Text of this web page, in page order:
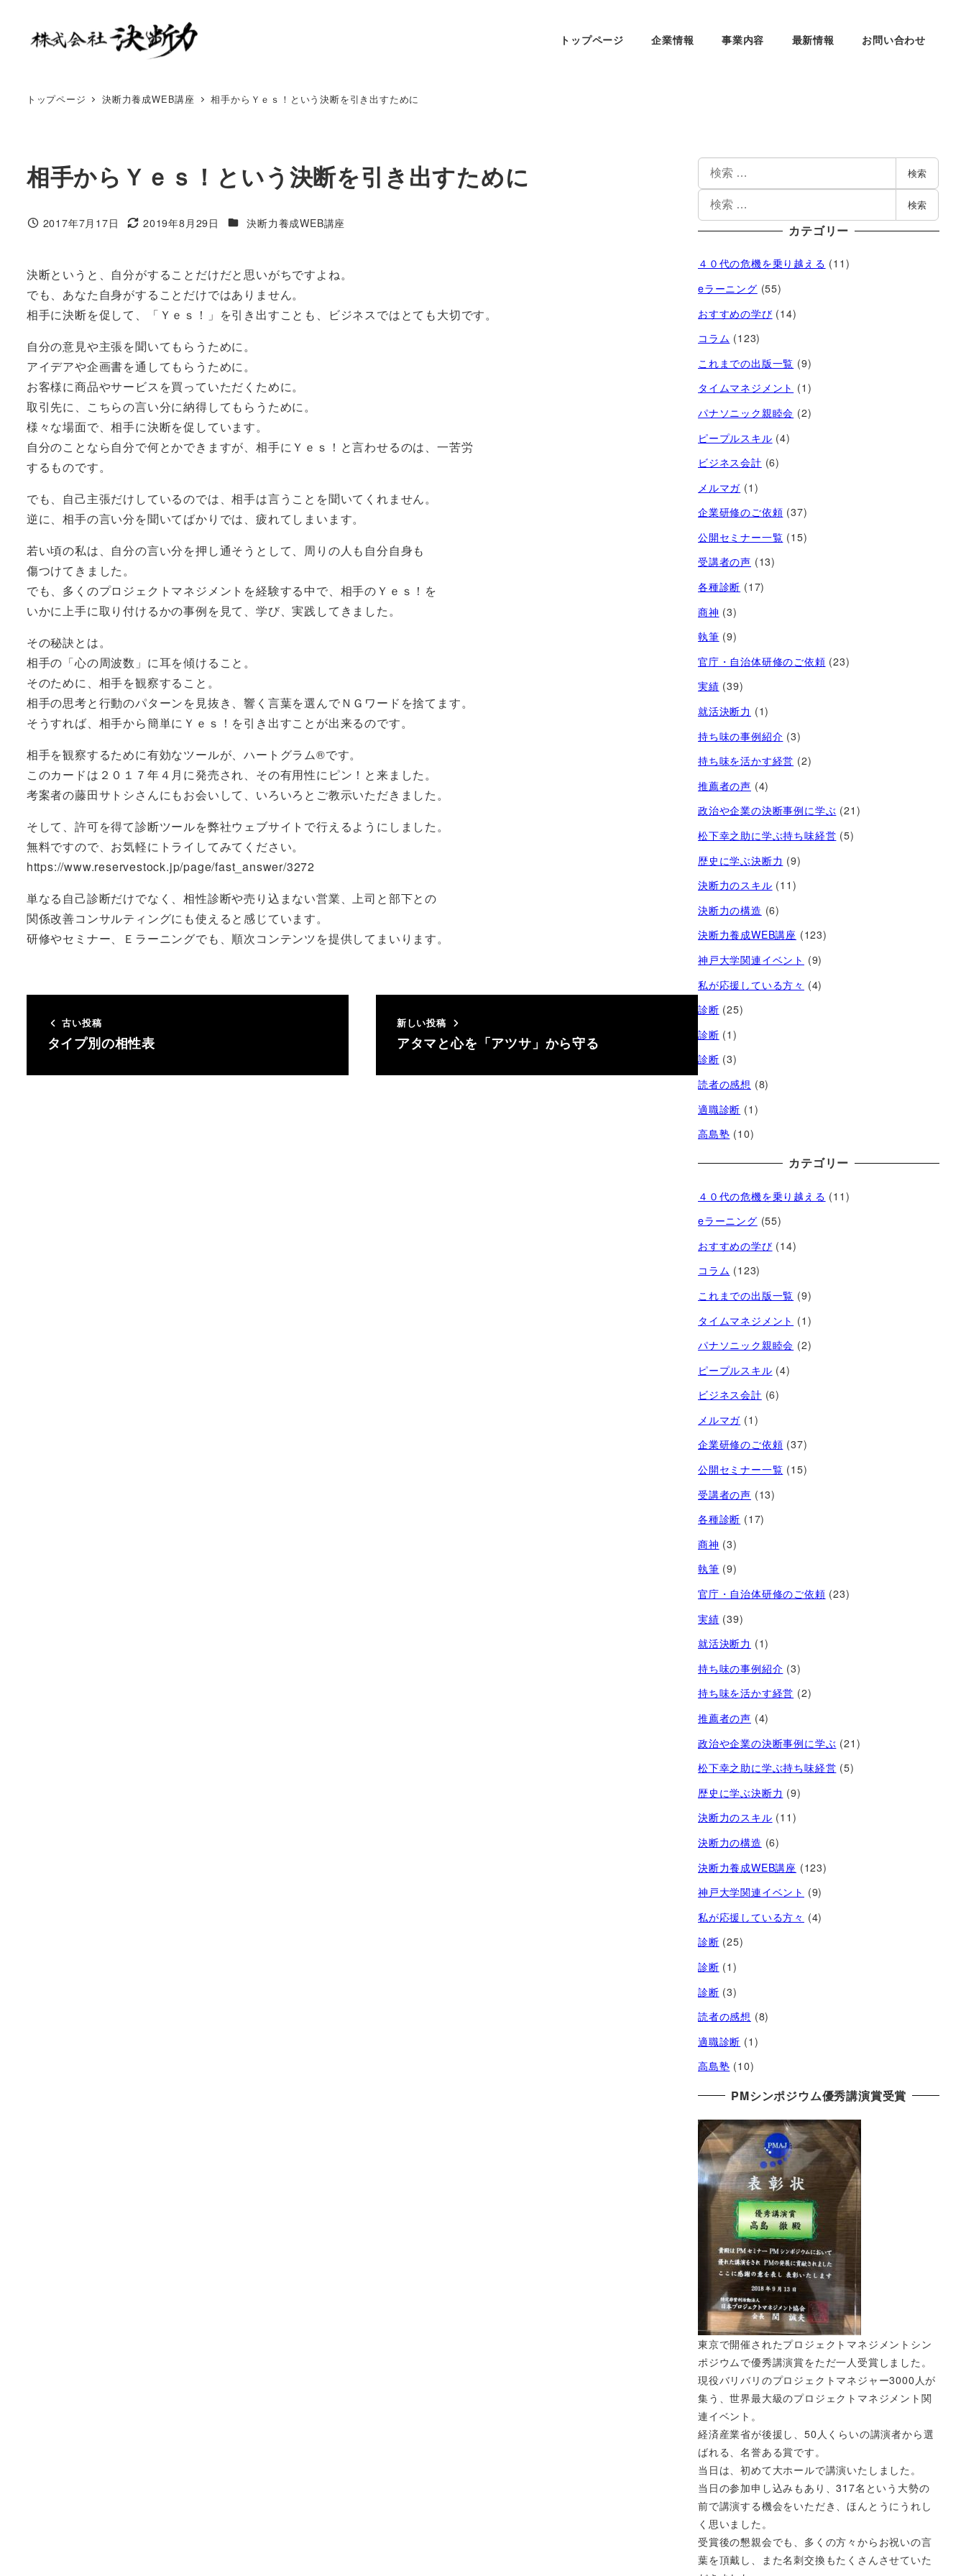
トップページ 企業情報 事業内容 最新情報 お問い合わせ
トップページ 決断力養成WEB講座 相手からＹｅｓ！という決断を引き出すために
相手からＹｅｓ！という決断を引き出すために
2017年7月17日 2019年8月29日 決断力養成WEB講座
決断というと、自分がすることだけだと思いがちですよね。
でも、あなた自身がすることだけではありません。
相手に決断を促して、「Ｙｅｓ！」を引き出すことも、ビジネスではとても大切です。
自分の意見や主張を聞いてもらうために。
アイデアや企画書を通してもらうために。
お客様に商品やサービスを買っていただくために。
取引先に、こちらの言い分に納得してもらうために。
様々な場面で、相手に決断を促しています。
自分のことなら自分で何とかできますが、相手にＹｅｓ！と言わせるのは、一苦労
するものです。
でも、自己主張だけしているのでは、相手は言うことを聞いてくれません。
逆に、相手の言い分を聞いてばかりでは、疲れてしまいます。
若い頃の私は、自分の言い分を押し通そうとして、周りの人も自分自身も
傷つけてきました。
でも、多くのプロジェクトマネジメントを経験する中で、相手のＹｅｓ！を
いかに上手に取り付けるかの事例を見て、学び、実践してきました。
その秘訣とは。
相手の「心の周波数」に耳を傾けること。
そのために、相手を観察すること。
相手の思考と行動のパターンを見抜き、響く言葉を選んでＮＧワードを捨てます。
そうすれば、相手から簡単にＹｅｓ！を引き出すことが出来るのです。
相手を観察するために有効なツールが、ハートグラム®です。
このカードは２０１７年４月に発売され、その有用性にピン！と来ました。
考案者の藤田サトシさんにもお会いして、いろいろとご教示いただきました。
そして、許可を得て診断ツールを弊社ウェブサイトで行えるようにしました。
無料ですので、お気軽にトライしてみてください。
https://www.reservestock.jp/page/fast_answer/3272
単なる自己診断だけでなく、相性診断や売り込まない営業、上司と部下との
関係改善コンサルティングにも使えると感じています。
研修やセミナー、Ｅラーニングでも、順次コンテンツを提供してまいります。
古い投稿
タイプ別の相性表
新しい投稿
アタマと心を「アツサ」から守る
検索
検索
カテゴリー
４０代の危機を乗り越える (11)
eラーニング (55)
おすすめの学び (14)
コラム (123)
これまでの出版一覧 (9)
タイムマネジメント (1)
パナソニック親睦会 (2)
ピープルスキル (4)
ビジネス会計 (6)
メルマガ (1)
企業研修のご依頼 (37)
公開セミナー一覧 (15)
受講者の声 (13)
各種診断 (17)
商神 (3)
執筆 (9)
官庁・自治体研修のご依頼 (23)
実績 (39)
就活決断力 (1)
持ち味の事例紹介 (3)
持ち味を活かす経営​ (2)
推薦者の声 (4)
政治や企業の決断事例に学ぶ (21)
松下幸之助に学ぶ持ち味経営 (5)
歴史に学ぶ決断力 (9)
決断力のスキル (11)
決断力の構造 (6)
決断力養成WEB講座 (123)
神戸大学関連イベント (9)
私が応援している方々 (4)
診断 (25)
診断 (1)
診断 (3)
読者の感想 (8)
適職診断 (1)
高島塾 (10)
カテゴリー
４０代の危機を乗り越える (11)
eラーニング (55)
おすすめの学び (14)
コラム (123)
これまでの出版一覧 (9)
タイムマネジメント (1)
パナソニック親睦会 (2)
ピープルスキル (4)
ビジネス会計 (6)
メルマガ (1)
企業研修のご依頼 (37)
公開セミナー一覧 (15)
受講者の声 (13)
各種診断 (17)
商神 (3)
執筆 (9)
官庁・自治体研修のご依頼 (23)
実績 (39)
就活決断力 (1)
持ち味の事例紹介 (3)
持ち味を活かす経営​ (2)
推薦者の声 (4)
政治や企業の決断事例に学ぶ (21)
松下幸之助に学ぶ持ち味経営 (5)
歴史に学ぶ決断力 (9)
決断力のスキル (11)
決断力の構造 (6)
決断力養成WEB講座 (123)
神戸大学関連イベント (9)
私が応援している方々 (4)
診断 (25)
診断 (1)
診断 (3)
読者の感想 (8)
適職診断 (1)
高島塾 (10)
PMシンポジウム優秀講演賞受賞
東京で開催されたプロジェクトマネジメントシン
ポジウムで優秀講演賞をただ一人受賞しました。
現役バリバリのプロジェクトマネジャー3000人が
集う、世界最大級のプロジェクトマネジメント関
連イベント。
経済産業省が後援し、50人くらいの講演者から選
ばれる、名誉ある賞です。
当日は、初めて大ホールで講演いたしました。
当日の参加申し込みもあり、317名という大勢の
前で講演する機会をいただき、ほんとうにうれし
く思いました。
受賞後の懇親会でも、多くの方々からお祝いの言
葉を頂戴し、また名刺交換もたくさんさせていた